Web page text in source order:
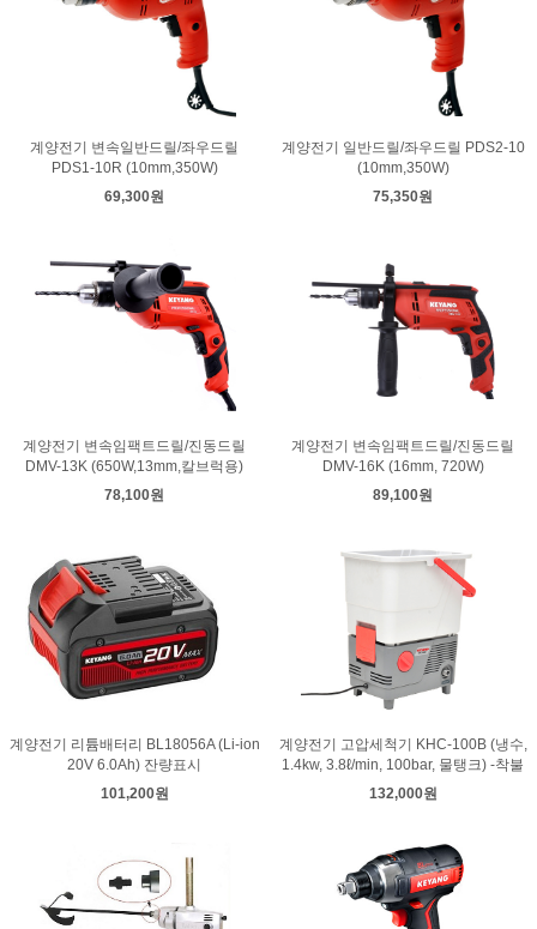
계양전기 변속일반드릴/좌우드릴
PDS1-10R (10mm,350W)
69,300원
계양전기 일반드릴/좌우드릴 PDS2-10
(10mm,350W)
75,350원
계양전기 변속임팩트드릴/진동드릴
DMV-13K (650W,13mm,칼브럭용)
78,100원
계양전기 변속임팩트드릴/진동드릴
DMV-16K (16mm, 720W)
89,100원
계양전기 리튬배터리 BL18056A (Li-ion
20V 6.0Ah) 잔량표시
101,200원
계양전기 고압세척기 KHC-100B (냉수,
1.4kw, 3.8ℓ/min, 100bar, 물탱크) -착불
132,000원